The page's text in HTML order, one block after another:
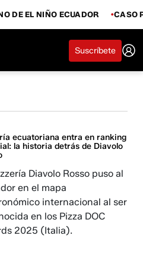
DE EL NIÑO ECUADOR CASO
Suscríbete
ecuatoriana entra en ranking
la historia detrás de Diavolo
Diavolo Rosso puso al
en el mapa
internacional al ser
en los Pizza DOC
2025 (Italia).